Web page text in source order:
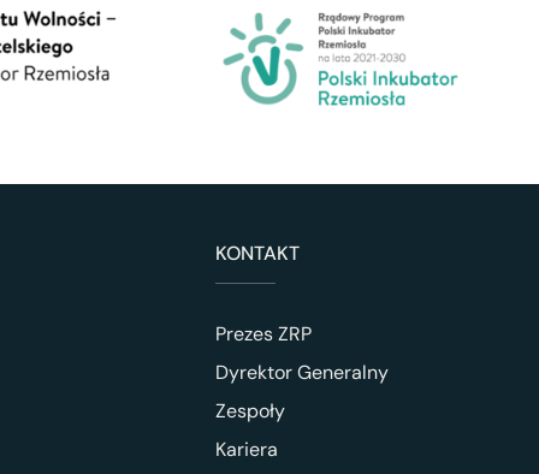
KONTAKT
Prezes ZRP
Dyrektor Generalny
Zespoły
Kariera